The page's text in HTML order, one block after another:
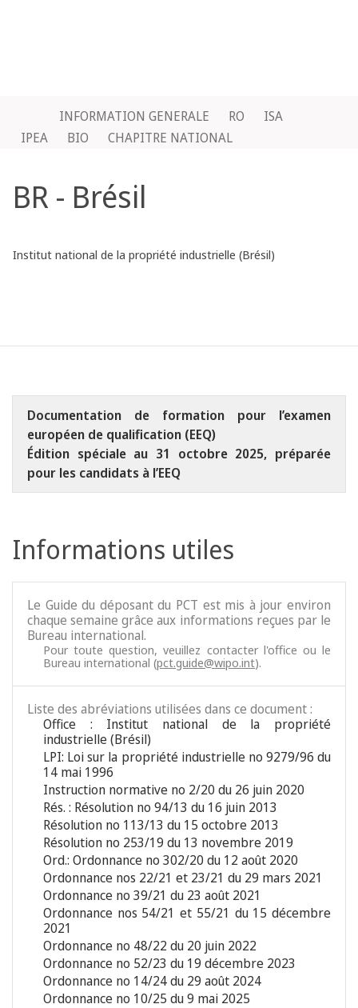
INFORMATION GENERALE RO
ISA
IPEA
BIO CHAPITRE NATIONAL
BR - Brésil
Institut national de la propriété industrielle (Brésil)
Documentation de formation pour l’examen
européen de qualification (EEQ)
Édition spéciale au 31 octobre 2025, préparée
pour les candidats à l’EEQ
Informations utiles
Le Guide du déposant du PCT est mis à jour environ
chaque semaine grâce aux informations reçues par le
Bureau international.
Pour toute question, veuillez contacter l'office ou le
Bureau international (pct.guide@wipo.int).
Liste des abréviations utilisées dans ce document :
Office : Institut national de la propriété
industrielle (Brésil)
LPI: Loi sur la propriété industrielle no 9279/96 du
14 mai 1996
Instruction normative no 2/20 du 26 juin 2020
Rés. : Résolution no 94/13 du 16 juin 2013
Résolution no 113/13 du 15 octobre 2013
Résolution no 253/19 du 13 novembre 2019
Ord.: Ordonnance no 302/20 du 12 août 2020
Ordonnance nos 22/21 et 23/21 du 29 mars 2021
Ordonnance no 39/21 du 23 août 2021
Ordonnance nos 54/21 et 55/21 du 15 décembre
2021
Ordonnance no 48/22 du 20 juin 2022
Ordonnance no 52/23 du 19 décembre 2023
Ordonnance no 14/24 du 29 août 2024
Ordonnance no 10/25 du 9 mai 2025